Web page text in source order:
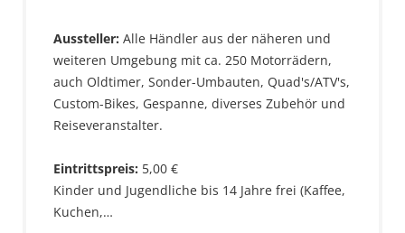
Aussteller: Alle Händler aus der näheren und
weiteren Umgebung mit ca. 250 Motorrädern,
auch Oldtimer, Sonder-Umbauten, Quad's/ATV's,
Custom-Bikes, Gespanne, diverses Zubehör und
Reiseveranstalter.
Eintrittspreis: 5,00 €
Kinder und Jugendliche bis 14 Jahre frei (Kaffee,
Kuchen,…